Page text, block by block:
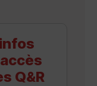
Q&R